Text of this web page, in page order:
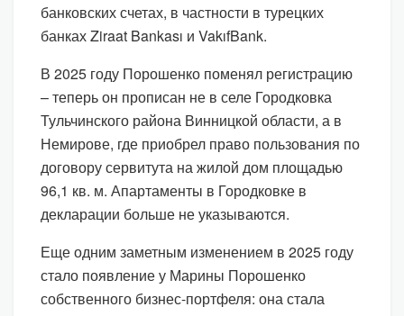
банковских счетах, в частности в турецких
банках Ziraat Bankası и VakıfBank.
В 2025 году Порошенко поменял регистрацию
– теперь он прописан не в селе Городковка
Тульчинского района Винницкой области, а в
Немирове, где приобрел право пользования по
договору сервитута на жилой дом площадью
96,1 кв. м. Апартаменты в Городковке в
декларации больше не указываются.
Еще одним заметным изменением в 2025 году
стало появление у Марины Порошенко
собственного бизнес-портфеля: она стала